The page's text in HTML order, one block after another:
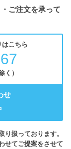
ご注文を承って
はこちら
く）
せ
扱っております。
せてご提案をさせて